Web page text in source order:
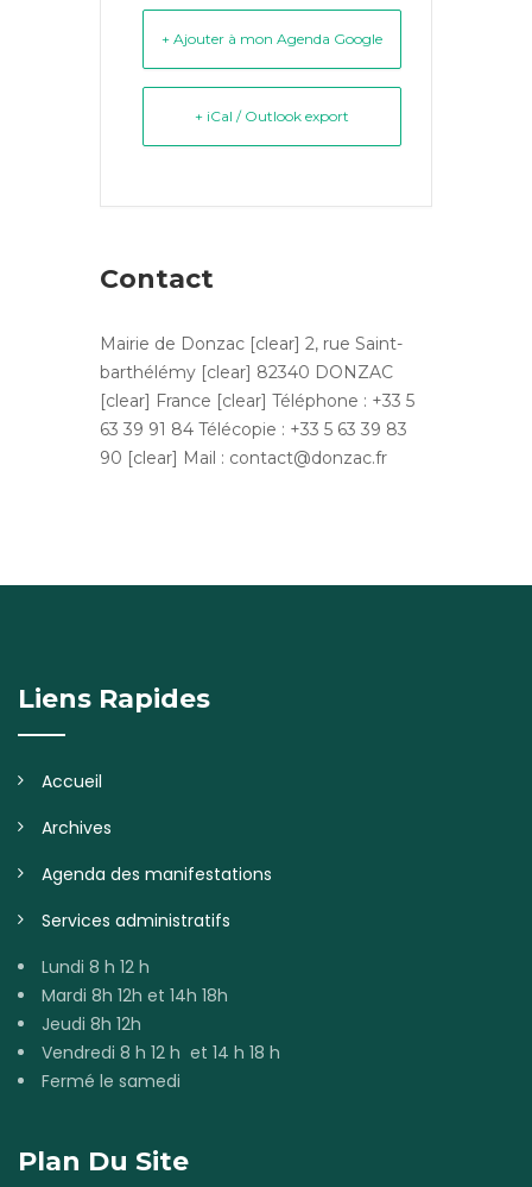
+ Ajouter à mon Agenda Google
+ iCal / Outlook export
Contact
Mairie de Donzac [clear] 2, rue Saint-
barthélémy [clear] 82340 DONZAC
[clear] France [clear] Téléphone : +33 5
63 39 91 84 Télécopie : +33 5 63 39 83
90 [clear] Mail : contact@donzac.fr
Liens Rapides
Accueil
Archives
Agenda des manifestations
Services administratifs
Lundi 8 h 12 h
Mardi 8h 12h et 14h 18h
Jeudi 8h 12h
Vendredi 8 h 12 h et 14 h 18 h
Fermé le samedi
Plan Du Site